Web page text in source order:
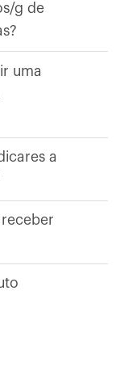
g de
uma
a